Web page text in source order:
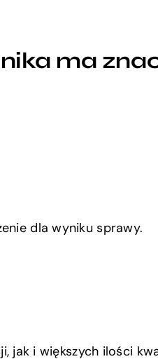
ma
dla wyniku sprawy.
i większych ilości